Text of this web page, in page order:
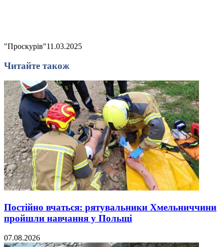
"Проскурів"11.03.2025
Читайте також
Постійно вчаться: рятувальники Хмельниччини
пройшли навчання у Польщі
07.08.2026